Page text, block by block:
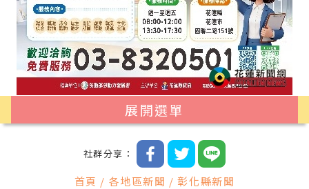
展開選單
首頁 / 各地區新聞 / 彰化縣新聞
社群分享：